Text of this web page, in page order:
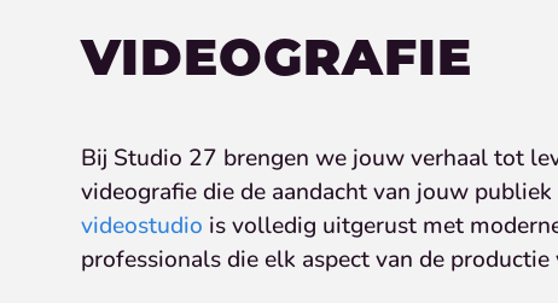
VIDEOGRAFIE
Bij Studio 27 brengen we jouw verhaal tot
videografie die de aandacht van jouw
videostudio is volledig uitgerust met
professionals die elk aspect van de productie